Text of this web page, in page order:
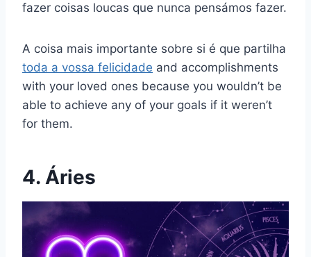
fazer coisas loucas que nunca pensámos fazer.
A coisa mais importante sobre si é que partilha
toda a vossa felicidade and accomplishments
with your loved ones because you wouldn’t be
able to achieve any of your goals if it weren’t
for them.
4. Áries